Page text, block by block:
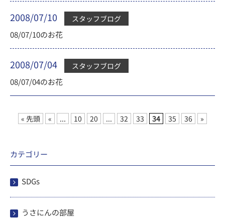
2008/07/10 スタッフブログ
08/07/10のお花
2008/07/04 スタッフブログ
08/07/04のお花
« 先頭 « ... 10 20 ... 32 33 34 35 36 »
カテゴリー
SDGs
うさにんの部屋